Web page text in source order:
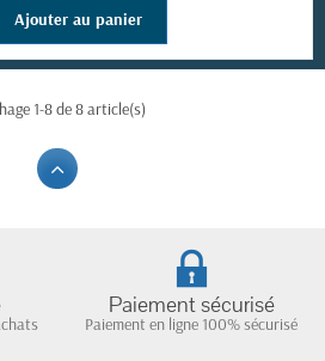
Ajouter au panier
1-8 de 8 article(s)
Paiement sécurisé
Paiement en ligne 100% sécurisé